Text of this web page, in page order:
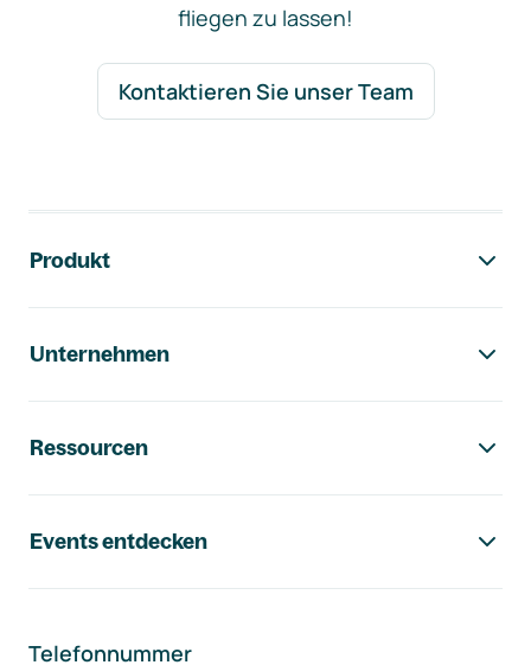
fliegen zu lassen!
Kontaktieren Sie unser Team
Produkt
Unternehmen
Ressourcen
Events entdecken
Telefonnummer